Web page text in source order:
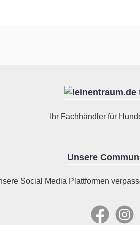
Ihr Fachhändler für
Unsere
Social Media Plattformen
Facebook